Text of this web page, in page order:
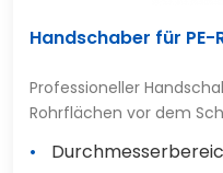
Handschaber für
Professioneller
Rohrflächen vor dem